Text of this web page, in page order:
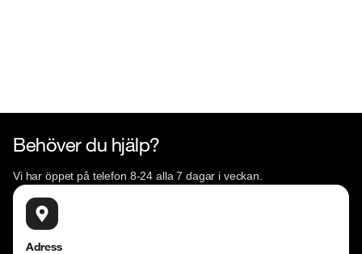
Behöver du hjälp?
Vi har öppet på telefon 8-24 alla 7 dagar i veckan.
Adress